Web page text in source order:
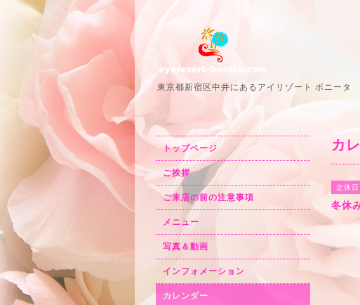
東京都新宿区中井にあるアイリゾート ボニータ
カ
定休日
冬休
トップページ
ご挨拶
ご来店の前の注意事項
メニュー
写真＆動画
インフォメーション
カレンダー